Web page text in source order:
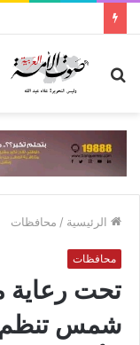
بحث
الرئيسية / محافظات
محافظات
تحت رعاية
شمس تنظم